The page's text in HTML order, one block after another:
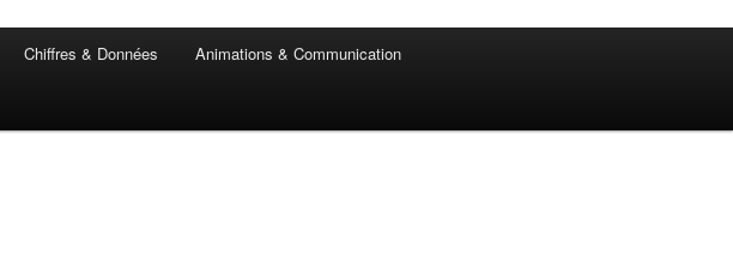
Chiffres & Données Animations & Communication